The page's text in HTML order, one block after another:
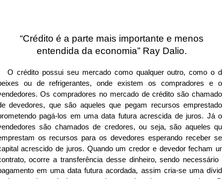
“Crédito é a parte mais importante e menos
entendida da economia” Ray Dalio.
crédito possui seu mercado como qualquer outro, como o
ou de refrigerantes, onde existem os compradores e
Os compradores no mercado de crédito são
devedores, que são aqueles que pegam recursos
pagá-los em uma data futura acrescida de juros. Já
são chamados de credores, ou seja, são aqueles
os recursos para os devedores esperando receber
acrescido de juros. Quando um credor e devedor fecham
ocorre a transferência desse dinheiro, sendo necessário
em uma data futura acordada, assim cria-se uma